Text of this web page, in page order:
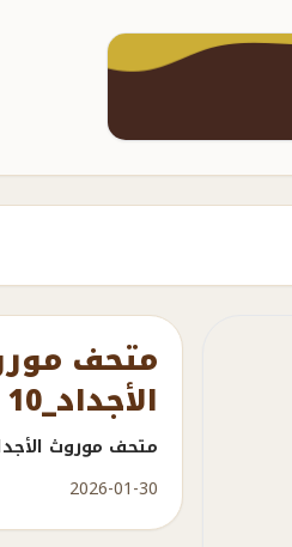
متحف
الأجداد_10
متحف موروث
2026-01-30